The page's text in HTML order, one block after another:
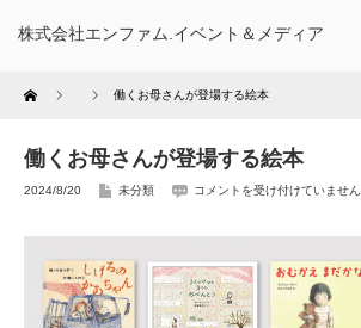
株式会社エンファム.イベント＆メディア
Home 働くお母さんが登場する絵本
働くお母さんが登場する絵本
2024/8/20 未分類 コメントを受け付けていません